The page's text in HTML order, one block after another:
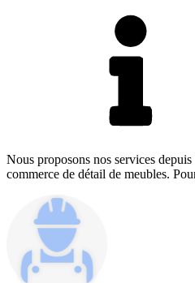
Nous proposons nos services
commerce de détail de meubles.